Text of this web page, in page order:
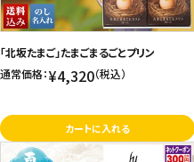
「北坂たまご」たまごまるごとプリン
通常価格：¥4,320（税込）
カートに入れる